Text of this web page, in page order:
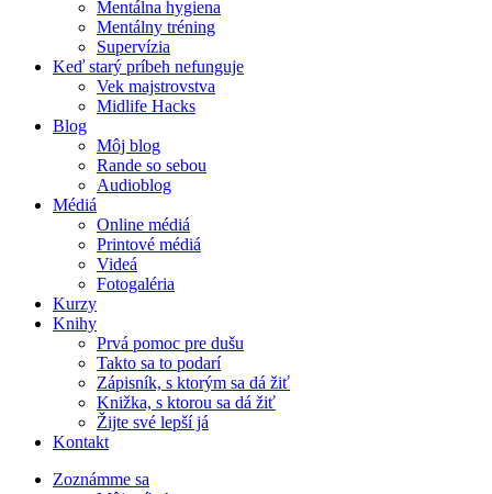
Mentálna hygiena
Mentálny tréning
Supervízia
Keď starý príbeh nefunguje
Vek majstrovstva
Midlife Hacks
Blog
Môj blog
Rande so sebou
Audioblog
Médiá
Online médiá
Printové médiá
Videá
Fotogaléria
Kurzy
Knihy
Prvá pomoc pre dušu
Takto sa to podarí
Zápisník, s ktorým sa dá žiť
Knižka, s ktorou sa dá žiť
Žijte své lepší já
Kontakt
Zoznámme sa